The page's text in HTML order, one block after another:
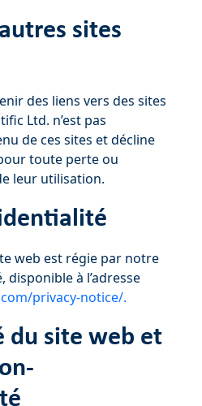
sites
des liens vers des sites
Ltd. n’est pas
de ces sites et décline
toute perte ou
leur utilisation.
web est régie par notre
à l’adresse
privacy-notice/.
du site web et